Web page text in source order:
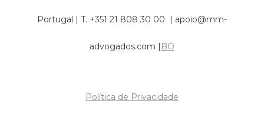
Portugal | T. +351 21 808 30 00 | apoio@mm-
advogados.com BO
Política de Privacidade